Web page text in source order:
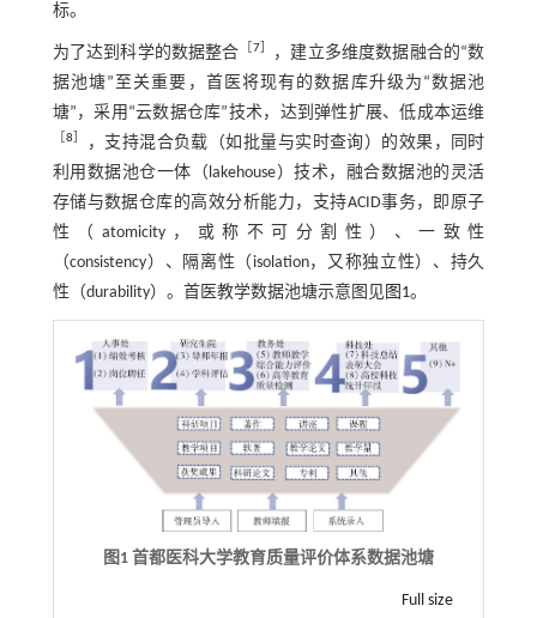
标。
为了达到科学的数据整合 7］
，建立多维度数据融合的“数
据池塘”至关重要，首医将现有的数据库升级为“数据池
塘”，采用“云数据仓库”技术，达到弹性扩展、低成本运维
［8
，支持混合负载（如批量与实时查询）的效果，同时
利用数据池仓一体（lakehouse）技术，融合数据池的灵活
存储与数据仓库的高效分析能力，支持ACID事务，即原子
性（atomicity，或称不可分割性）、一致性
（consistency）、隔离性（isolation，又称独立性）、持久
性（durability）。首医教学数据池塘示意图见图1。
图1 首都医科大学教育质量评价体系数据池塘
Full size